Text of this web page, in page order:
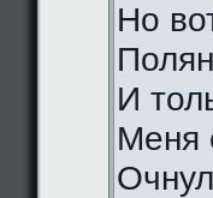
Но
И
Меня